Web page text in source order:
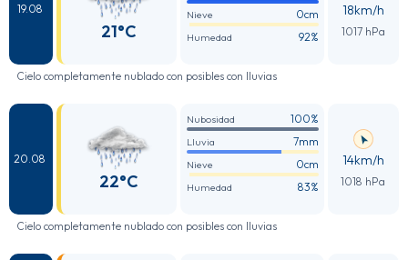
19.08
21°C
Nieve 0cm
Humedad 92%
18km/h
1017 hPa
Cielo completamente nublado con posibles con lluvias
20.08
22°C
Nubosidad 100%
Lluvia 7mm
Nieve 0cm
Humedad 83%
14km/h
1018 hPa
Cielo completamente nublado con posibles con lluvias